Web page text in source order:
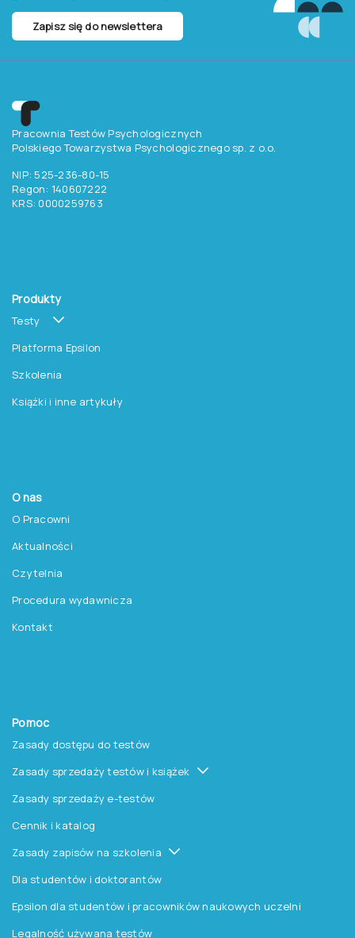
Zapisz się do newslettera
Pracownia Testów Psychologicznych
Polskiego Towarzystwa Psychologicznego sp. z o.o.
NIP: 525-236-80-15
Regon: 140607222
KRS: 0000259763
Produkty
Testy
Platforma Epsilon
Szkolenia
Książki i inne artykuły
O nas
O Pracowni
Aktualności
Czytelnia
Procedura wydawnicza
Kontakt
Pomoc
Zasady dostępu do testów
Zasady sprzedaży testów i książek
Zasady sprzedaży e-testów
Cennik i katalog
Zasady zapisów na szkolenia
Dla studentów i doktorantów
Epsilon dla studentów i pracowników naukowych uczelni
Legalność używana testów